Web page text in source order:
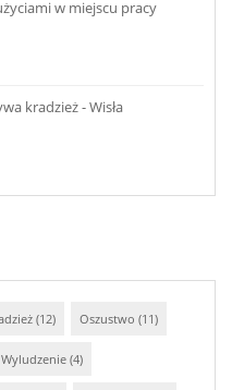
w miejscu pracy
kradzież - Wisła
(12) Oszustwo (11)
Wyludzenie (4)